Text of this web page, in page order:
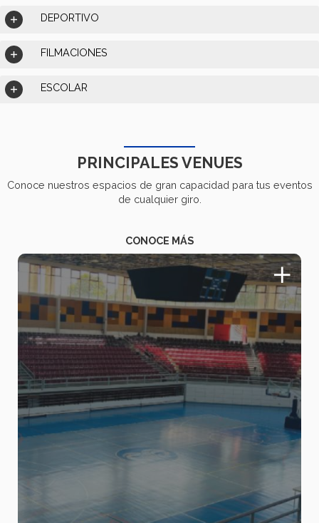
DEPORTIVO
FILMACIONES
ESCOLAR
PRINCIPALES VENUES
Conoce nuestros espacios de gran capacidad para tus eventos
de cualquier giro.
CONOCE MÁS